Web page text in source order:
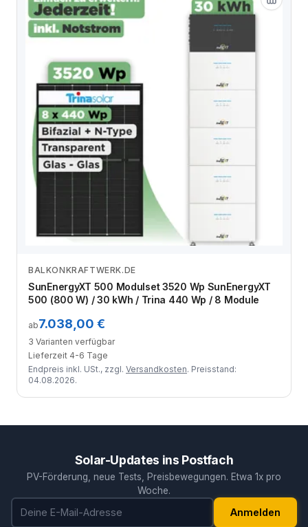
Zum Angebot
BALKONKRAFTWERK.DE
SunEnergyXT 500 Modulset 3520 Wp SunEnergyXT
500 (800 W) / 30 kWh / Trina 440 Wp / 8 Module
ab7.038,00 €
3 Varianten verfügbar
Lieferzeit 4-6 Tage
Endpreis inkl. USt., zzgl. Versandkosten. Preisstand:
04.08.2026.
Solar-Updates ins Postfach
PV-Förderung, neue Tests, Preisbewegungen. Etwa 1x pro
Woche.
E-Mail-Adresse
Anmelden